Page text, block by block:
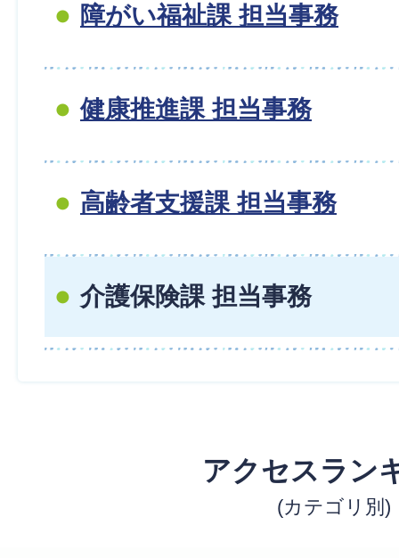
障がい福祉課 担当事務
健康推進課 担当事務
高齢者支援課 担当事務
介護保険課 担当事務
アクセスラン
(カテゴリ別)